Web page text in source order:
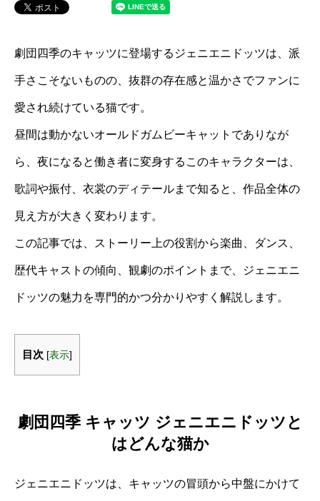
劇団四季のキャッツに登場するジェニエニドッツは、派
手さこそないものの、抜群の存在感と温かさでファンに
愛され続けている猫です。
昼間は動かないオールドガムビーキャットでありなが
ら、夜になると働き者に変身するこのキャラクターは、
歌詞や振付、衣裳のディテールまで知ると、作品全体の
見え方が大きく変わります。
この記事では、ストーリー上の役割から楽曲、ダンス、
歴代キャストの傾向、観劇のポイントまで、ジェニエニ
ドッツの魅力を専門的かつ分かりやすく解説します。
目次 [表示]
劇団四季 キャッツ ジェニエニドッツと
はどんな猫か
ジェニエニドッツは、キャッツの冒頭から中盤にかけて